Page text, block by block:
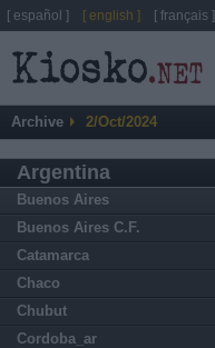
Archive 2/Oct/2024
Argentina
Buenos Aires
Buenos Aires C.F.
Catamarca
Chaco
Chubut
Cordoba_ar
[ español ] [ english ] [ français ]